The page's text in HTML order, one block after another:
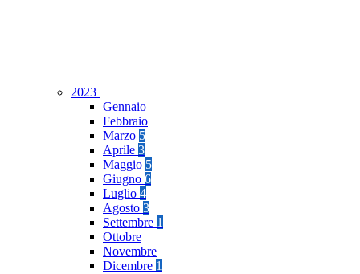
2023
Gennaio
Febbraio
Marzo 5
Aprile 3
Maggio 5
Giugno 6
Luglio 4
Agosto 3
Settembre 1
Ottobre
Novembre
Dicembre 1